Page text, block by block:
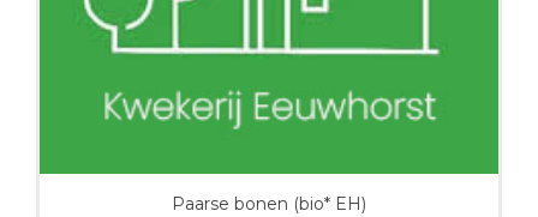
Paarse bonen (bio* EH)